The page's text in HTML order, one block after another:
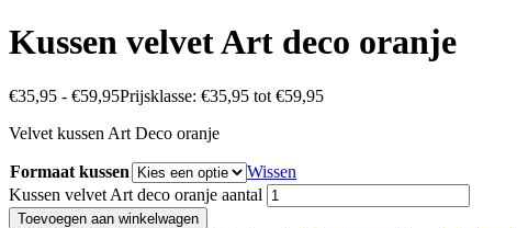
Kussen velvet Art deco oranje
€35,95 - €59,95Prijsklasse: €35,95 tot €59,95
Velvet kussen Art Deco oranje
Formaat kussen
Wissen
Kussen velvet Art deco oranje aantal
Toevoegen aan winkelwagen